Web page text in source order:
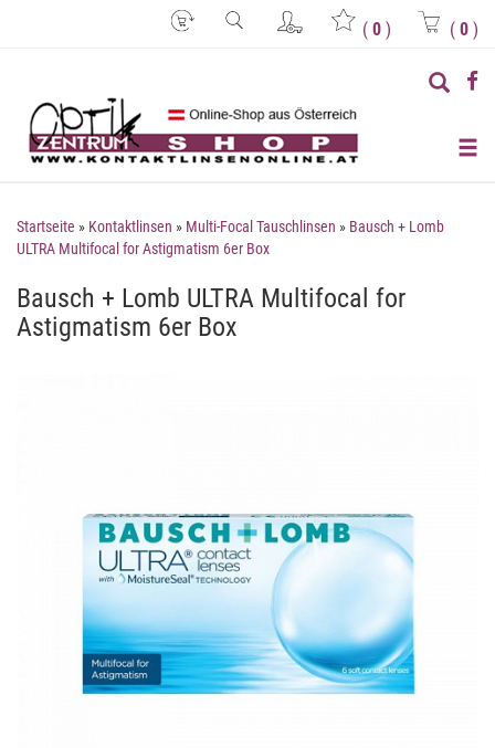
( 0 ) ( 0 )
Startseite » Kontaktlinsen » Multi-Focal Tauschlinsen » Bausch + Lomb
ULTRA Multifocal for Astigmatism 6er Box
Bausch + Lomb ULTRA Multifocal for
Astigmatism 6er Box